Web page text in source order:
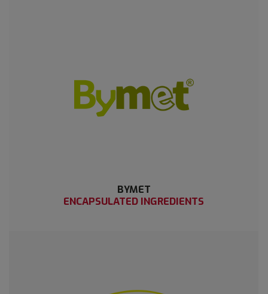
BYMET
ENCAPSULATED INGREDIENTS